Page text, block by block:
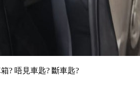
? 唔見車匙? 斷車匙?